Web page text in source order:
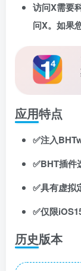
访问X需要
问X。如果
应用特点
✅注入
✅BHT插件
✅具有虚拟
✅仅限
历史版本